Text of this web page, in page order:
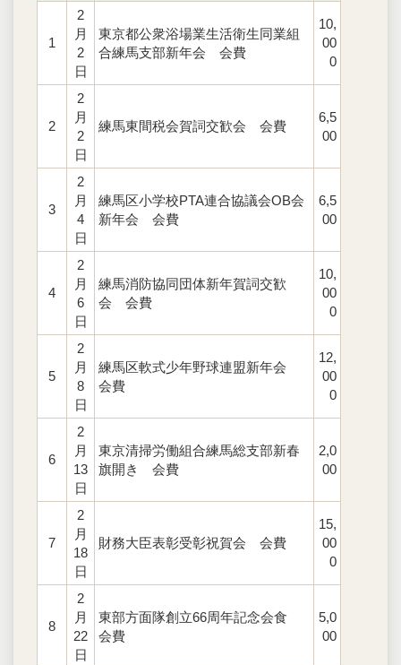
1
2
月
2
日
東京都公衆浴場業生活衛生同業組
合練馬支部新年会 会費
10,
00
0
2
2
月
2
日
練馬東間税会賀詞交歓会 会費
6,5
00
3
2
月
4
日
練馬区小学校PTA連合協議会OB会
新年会 会費
6,5
00
4
2
月
6
日
練馬消防協同団体新年賀詞交歓
会 会費
10,
00
0
5
2
月
8
日
練馬区軟式少年野球連盟新年会
会費
12,
00
0
6
2
月
13
日
東京清掃労働組合練馬総支部新春
旗開き 会費
2,0
00
7
2
月
18
日
財務大臣表彰受彰祝賀会 会費
15,
00
0
8
2
月
22
日
東部方面隊創立66周年記念会食
会費
5,0
00